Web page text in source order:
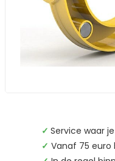
✓ Service waar
✓ Vanaf 75 euro